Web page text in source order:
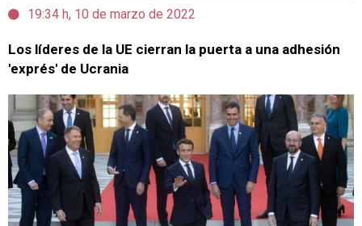
19:34 h, 10 de marzo de 2022
Los líderes de la UE cierran la puerta a una adhesión
'exprés' de Ucrania